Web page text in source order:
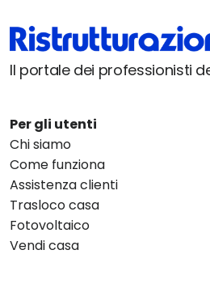
Il portale dei professionisti
Per gli utenti
Chi siamo
Come funziona
Assistenza clienti
Trasloco casa
Fotovoltaico
Vendi casa